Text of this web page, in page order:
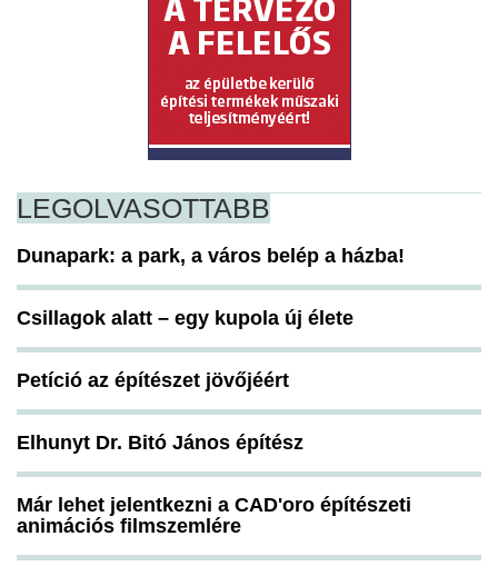
LEGOLVASOTTABB
Dunapark: a park, a város belép a házba!
Csillagok alatt – egy kupola új élete
Petíció az építészet jövőjéért
Elhunyt Dr. Bitó János építész
Már lehet jelentkezni a CAD'oro építészeti
animációs filmszemlére